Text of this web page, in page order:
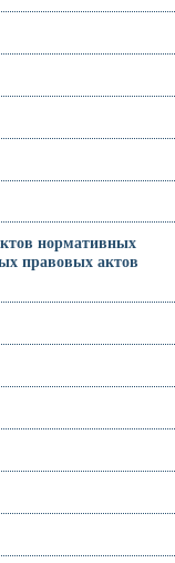
нормативных
правовых актов